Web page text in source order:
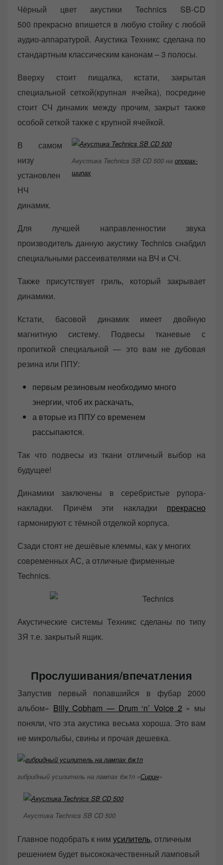
Чёрный цвет акустики Technics SB-CD
500 прекрасно впишется в любую стойку с любой
аудио-аппаратурой. Акустика Техникс сделана по
стандартным классическим канонам – 3 полосы.
Вверху стоит пищалка, кстати, закрытая
специальной сеткой(крупная ячейка), посредине
стоит СЧ динамик между прочим, закрыт также
особой сеткой также с крупной ячейкой.
Акустика Technics SB CD 500 на опорах-
шипах
В самом
низу
установлен
НЧ
динамик.
Для лучшей направленностии звука
производитель данную акустику Technics снабдил
специальными рассеивателями на ВЧ и СЧ.
Также присутствует гриль, который закрывает
динамики.
Кстати, басовой динамик имеет двойную
магнитную систему. Подвесы тканевые с
пропиткой специальной — это вам не дубовая
резина или ППУ:
первым резиновым необходимо много
энергии, чтоб их раскачать,
а вторые из ППУ со временем
рассыпаются.
Так что подвесы из ткани отличный выбор на
будущее!
Динамики заключены в серебристые рупора-
накладки. Причём эти накладки прекрасно
гармонируют с тёмной отделкой корпуса.
Сзади стоят не дешёвые клеммы, как у многих
современных АС, а отличные фирменные
Technics.
Акустические системы Техникс сделаны по типу
ЗЯ т.е. закрытый ящик.
Прослушивания/впечатления
Запустив первый попавшийся в фубар 2000
альбом» Billy Cobham — Drum ‘n’ Voice 2 » мы
поняли, что эта акустика весьма хороша. Это вам
не микролыбы, свины и прочая дешевка.
гибридный усилитель на лампах 6ж1п «Сирин«
Акустика Technics SB CD 500
Главное подобрать к ним усилитель, отличным
решением будет высококачественный ламповый